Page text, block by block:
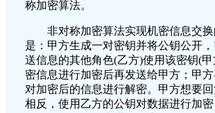
称加密算法。
非对称加密算法实现机密信息交换
是：甲方生成一对密钥并将公钥公开
送信息的其他角色(乙方)使用该密钥(
密信息进行加密后再发送给甲方；甲
对加密后的信息进行解密。甲方想要
相反，使用乙方的公钥对数据进行加